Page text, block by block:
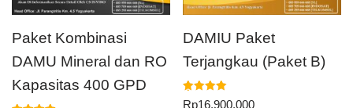
Paket Kombinasi
DAMU Mineral dan RO
Kapasitas 400 GPD
DAMIU Paket
Terjangkau (Paket B)
Dinilai
Rp16.900.000